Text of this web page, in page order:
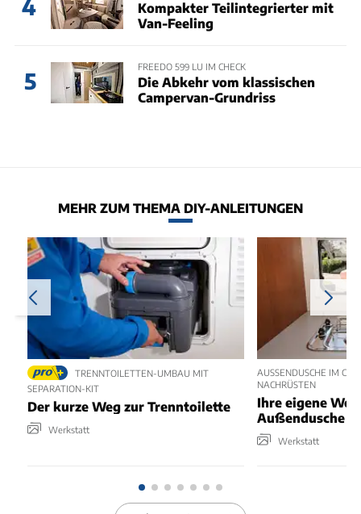
4
Kompakter Teilintegrierter mit
Van-Feeling
5
FREEDO 599 LU IM CHECK
Die Abkehr vom klassischen
Campervan-Grundriss
MEHR ZUM THEMA DIY-ANLEITUNGEN
TRENNTOILETTEN-UMBAU MIT
SEPARATION-KIT
Der kurze Weg zur Trenntoilette
Werkstatt
AUSSENDUSCHE IM
ACHRÜSTEN
Ihre eigene
Außendusche
Werkstatt